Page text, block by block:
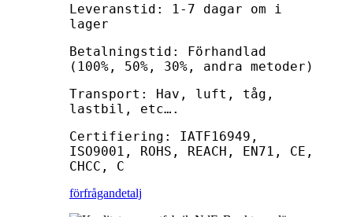
Leveranstid: 1-7 dagar om i
lager
Betalningstid: Förhandlad
(100%, 50%, 30%, andra metoder)
Transport: Hav, luft, tåg,
lastbil, etc….
Certifiering: IATF16949,
ISO9001, ROHS, REACH, EN71, CE,
CHCC, C
förfrågandetalj